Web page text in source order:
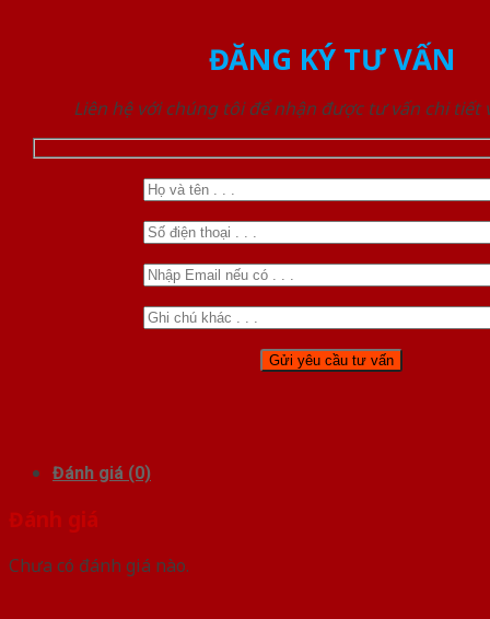
ĐĂNG KÝ TƯ VẤN
Liên hệ với chúng tôi để nhận được tư vấn chi tiết
Đánh giá (0)
Đánh giá
Chưa có đánh giá nào.